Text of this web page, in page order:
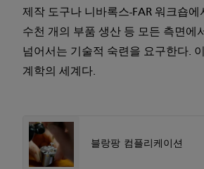
제작 도구나 니바록스-FAR 워크숍에
수천 개의 부품 생산 등 모든 측면에
넘어서는 기술적 숙련을 요구한다.
계학의 세계다.
블랑팡 컴플리케이션